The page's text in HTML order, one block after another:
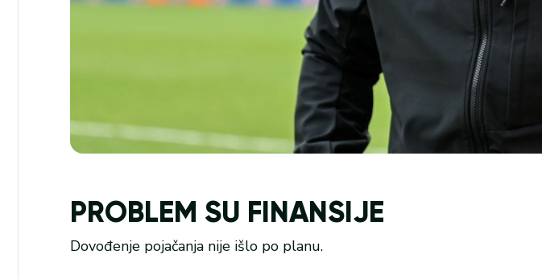
PROBLEM SU FINANSIJE
Dovođenje pojačanja nije išlo po planu.